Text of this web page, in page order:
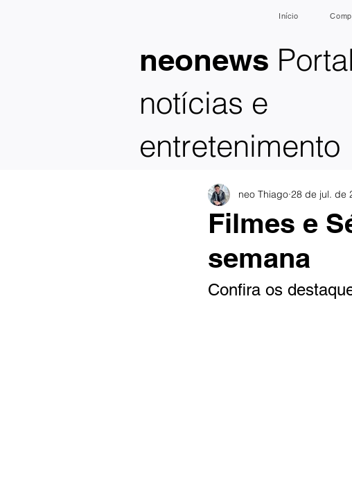
neonews
notícias e
entretenimento
Início
Filmes e
semana
neo Thiago 28 de jul. de
Confira os